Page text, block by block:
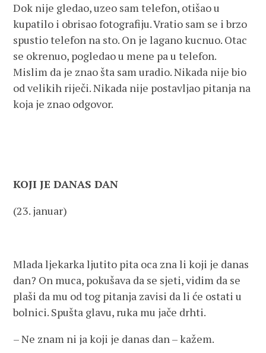
Dok nije gledao, uzeo sam telefon, otišao u
kupatilo i obrisao fotografiju. Vratio sam se i brzo
spustio telefon na sto. On je lagano kucnuo. Otac
se okrenuo, pogledao u mene pa u telefon.
Mislim da je znao šta sam uradio. Nikada nije bio
od velikih riječi. Nikada nije postavljao pitanja na
koja je znao odgovor.
KOJI JE DANAS DAN
(23. januar)
Mlada ljekarka ljutito pita oca zna li koji je danas
dan? On muca, pokušava da se sjeti, vidim da se
plaši da mu od tog pitanja zavisi da li će ostati u
bolnici. Spušta glavu, ruka mu jače drhti.
– Ne znam ni ja koji je danas dan – kažem.